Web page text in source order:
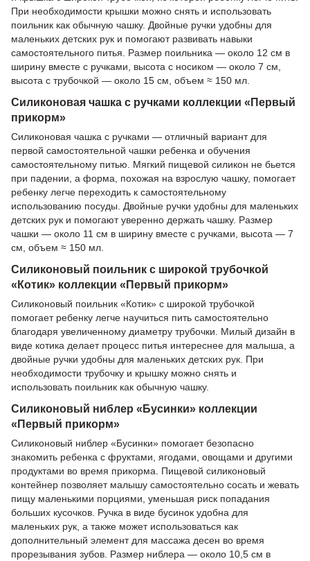
При необходимости крышки можно снять и использовать
поильник как обычную чашку. Двойные ручки удобны для
маленьких детских рук и помогают развивать навыки
самостоятельного питья. Размер поильника — около 12 см в
ширину вместе с ручками, высота с носиком — около 7 см,
высота с трубочкой — около 15 см, объем ≈ 150 мл.
Силиконовая чашка с ручками коллекции «Первый
прикорм»
Силиконовая чашка с ручками — отличный вариант для
первой самостоятельной чашки ребенка и обучения
самостоятельному питью. Мягкий пищевой силикон не бьется
при падении, а форма, похожая на взрослую чашку, помогает
ребенку легче переходить к самостоятельному
использованию посуды. Двойные ручки удобны для маленьких
детских рук и помогают уверенно держать чашку. Размер
чашки — около 11 см в ширину вместе с ручками, высота — 7
см, объем ≈ 150 мл.
Силиконовый поильник с широкой трубочкой
«Котик» коллекции «Первый прикорм»
Силиконовый поильник «Котик» с широкой трубочкой
помогает ребенку легче научиться пить самостоятельно
благодаря увеличенному диаметру трубочки. Милый дизайн в
виде котика делает процесс питья интереснее для малыша, а
двойные ручки удобны для маленьких детских рук. При
необходимости трубочку и крышку можно снять и
использовать поильник как обычную чашку.
Силиконовый ниблер «Бусинки» коллекции
«Первый прикорм»
Силиконовый ниблер «Бусинки» помогает безопасно
знакомить ребенка с фруктами, ягодами, овощами и другими
продуктами во время прикорма. Пищевой силиконовый
контейнер позволяет малышу самостоятельно сосать и жевать
пищу маленькими порциями, уменьшая риск попадания
больших кусочков. Ручка в виде бусинок удобна для
маленьких рук, а также может использоваться как
дополнительный элемент для массажа десен во время
прорезывания зубов. Размер ниблера — около 10,5 см в